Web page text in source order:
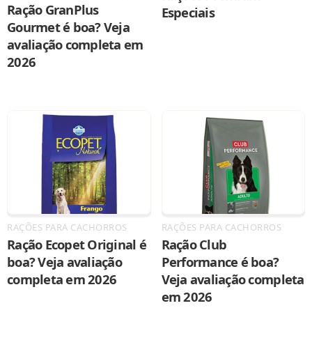
Ração GranPlus
Gourmet é boa? Veja
avaliação completa em
2026
Especiais
RAÇÕES PARA CACHORROS
Ração Ecopet Original é
boa? Veja avaliação
completa em 2026
RAÇÕES PARA CACHORROS
Ração Club
Performance é boa?
Veja avaliação completa
em 2026